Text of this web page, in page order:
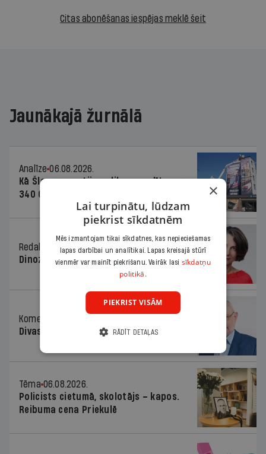
Citas abonēšanas iespējas meklē šeit
Jaunākajā žurnālā
Analīze 06.08.2026.
Kā Šlesera partija palika nesodīta par
340 000 vērtu reklāmas kampaņu
Redaktores sleja 06.08.2026.
Dinozaura triks
Komentārs
Divas koalīcijas
Tēma 06.08.2026.
Policists cietumā, skolotājs – kapos.
Reibuma cena Priekulē
×
Lai turpinātu, lūdzam
piekrist sīkdatnēm
Mēs izmantojam tikai sīkdatnes, kas nepieciešamas
lapas darbībai un analītikai. Lapas kreisajā stūrī
vienmēr var mainīt piekrišanu. Vairāk lasi sīkdatņu
politikā.
PIEKRIST VISĀM
RĀDĪT DETAĻAS